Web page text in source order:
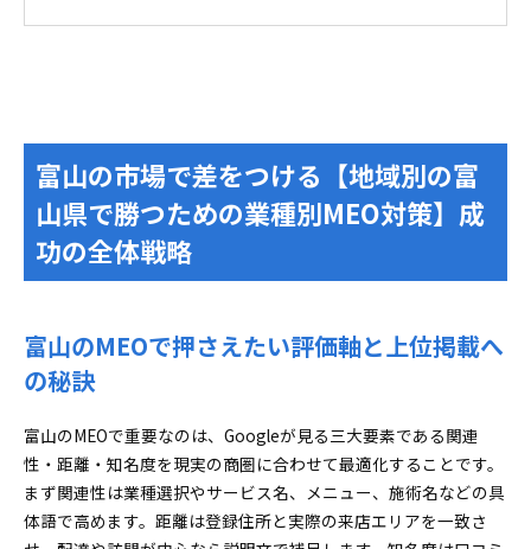
美容室とクリニックの予約が増える情報発信とレ
ビュー運用の極意
サイテーションと外部メディア活用で富山の知名度に
火をつける方法
グルメサイトやポータル・SNSを使った驚きの掲
Googleビジネスプロフィール最適化で富山の検索上位
獲得テク全公開
ト
口コミ・レビュー管理で富山の集客パワーを劇的アッ
プ
口コミ依頼の魔法のトークスクリプトとカンタン
富山の市場で差をつける【地域別の富
山県で勝つための業種別MEO対策】成
功の全体戦略
富山のMEOで押さえたい評価軸と上位掲載へ
の秘訣
富山のMEOで重要なのは、Googleが見る三大要素である関連
性・距離・知名度を現実の商圏に合わせて最適化することです。
まず関連性は業種選択やサービス名、メニュー、施術名などの具
体語で高めます。距離は登録住所と実際の来店エリアを一致さ